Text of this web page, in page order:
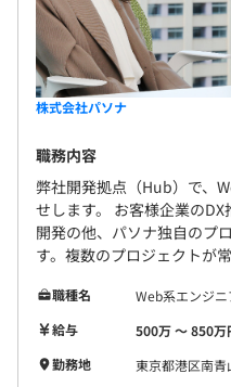
株式会社パソナ
職務内容
弊社開発拠点（Hub）で、
せします。 お客様企業の
開発の他、パソナ独自のプ
す。複数のプロジェクトが
職種名
Web系エンジニ
給与
500万 〜 850万
勤務地
東京都港区南